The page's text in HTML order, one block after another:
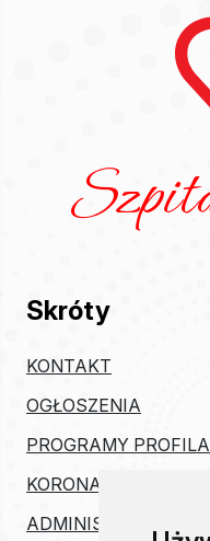
Skróty
KONTAKT
OGŁOSZENIA
PROGRAMY
KORONAWIRUS
ADMINISTRACJA